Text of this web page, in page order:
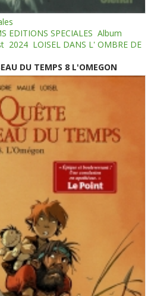
EDITIONS SPECIALES Album
2024 LOISEL DANS L' OMBRE DE
DU TEMPS 8 L'OMEGON